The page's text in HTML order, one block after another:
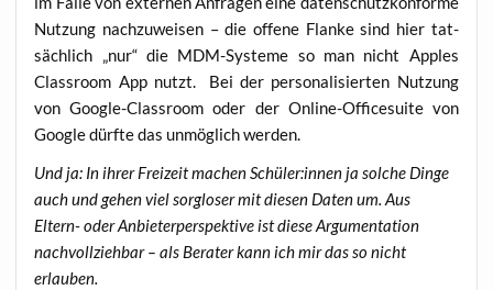
Nut­zung nach­zu­wei­sen – die offe­ne Flan­ke sind hier tat­
säch­lich „nur“ die MDM-Sys­te­me so man nicht App­les
Class­room App nutzt. Bei der per­so­na­li­sier­ten Nut­zung
von Goog­le-Class­room oder der Online-Office­suite von
Goog­le dürf­te das unmög­lich werden.
Und ja: In ihrer Frei­zeit machen Schüler:innen ja sol­che Din­ge
auch und gehen viel sorg­lo­ser mit die­sen Daten um. Aus
Eltern- oder Anbie­ter­per­spek­ti­ve ist die­se Argu­men­ta­ti­on
nach­voll­zieh­bar – als Bera­ter kann ich mir das so nicht
erlauben.